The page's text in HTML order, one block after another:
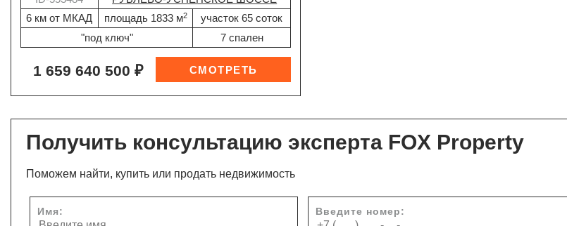
6 км от МКАД
площадь 1833 м2
участок 65 соток
"под ключ"
7 спален
1 659 640 500 ₽
Получить консультацию эксперта FOX Property
Поможем найти, купить или продать недвижимость
Имя: Введите номер: